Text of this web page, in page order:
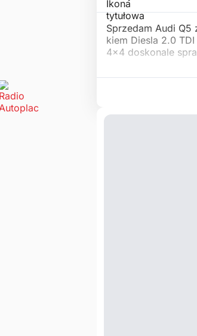
Sprzedam Audi
kiem Diesla 2.0
4x4 doskonale